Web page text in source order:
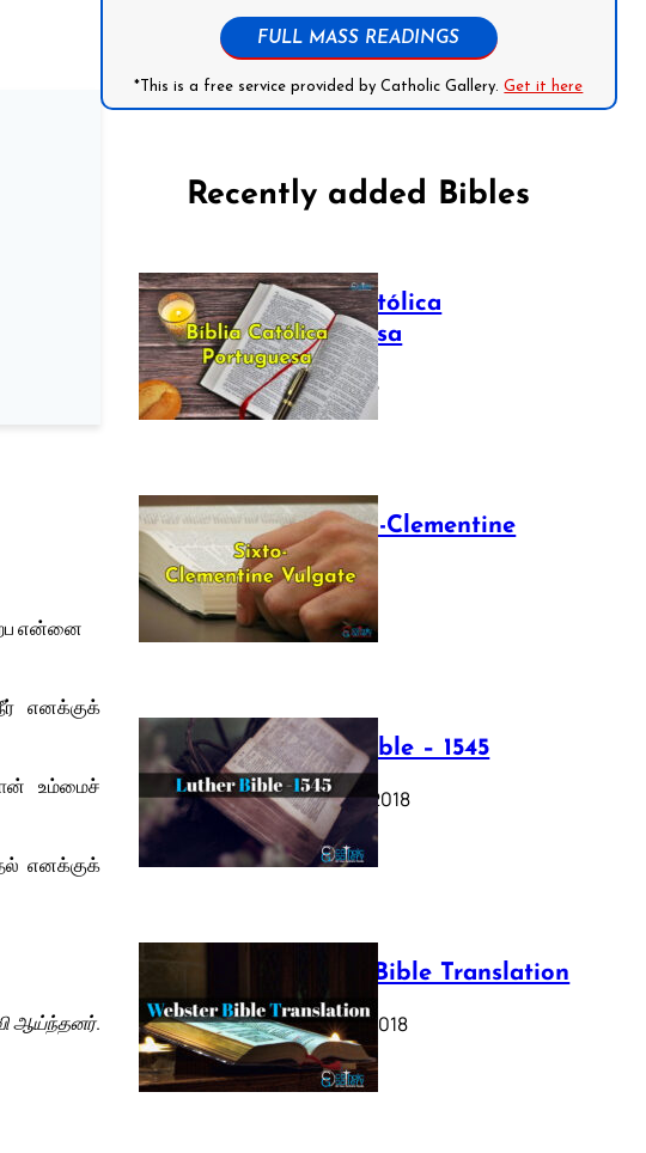
என்னை
எனக்குக்
நான் உம்மைச்
எனக்குக்
ஆய்ந்தனர்.
FULL MASS READINGS
*This is a free service provided by Catholic Gallery.Get it here
Recently added Bibles
Bíblia Católica
Portuguesa
July 16, 2025
The Sixto-Clementine
Vulgate
July 12, 2025
Luther Bible – 1545
October 17, 2018
Webster Bible Translation
October 11, 2018